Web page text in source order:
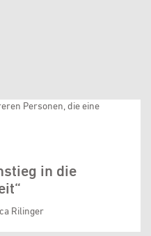
in die
Rilinger